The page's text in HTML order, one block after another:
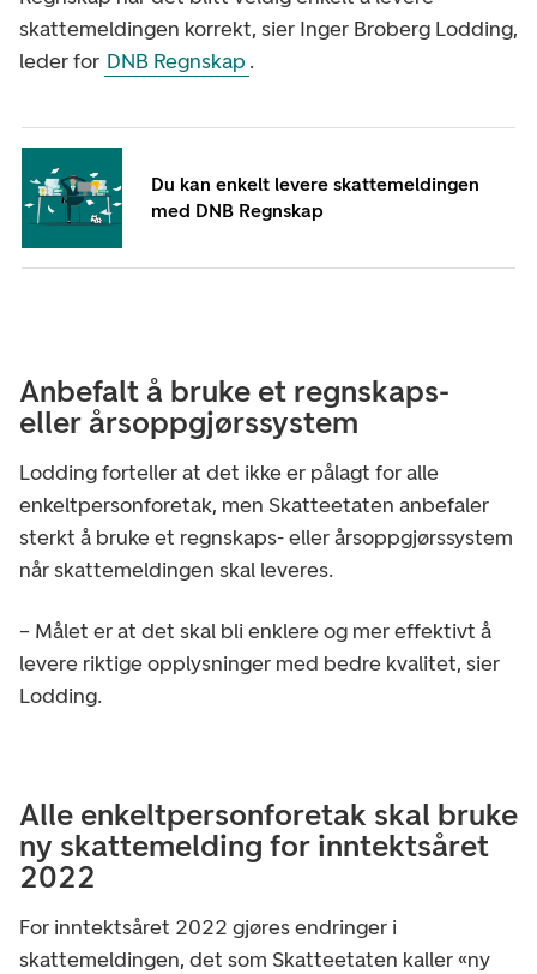
skattemeldingen korrekt, sier Inger Broberg Lodding,
leder for DNB Regnskap .
Du kan enkelt levere skattemeldingen
med DNB Regnskap
Anbefalt å bruke et regnskaps-
eller årsoppgjørssystem
Lodding forteller at det ikke er pålagt for alle
enkeltpersonforetak, men Skatteetaten anbefaler
sterkt å bruke et regnskaps- eller årsoppgjørssystem
når skattemeldingen skal leveres.
– Målet er at det skal bli enklere og mer effektivt å
levere riktige opplysninger med bedre kvalitet, sier
Lodding.
Alle enkeltpersonforetak skal bruke
ny skattemelding for inntektsåret
2022
For inntektsåret 2022 gjøres endringer i
skattemeldingen, det som Skatteetaten kaller «ny